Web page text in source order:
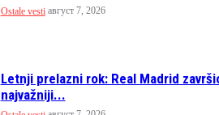
Ostale vesti август 7, 2026
Letnji prelazni rok: Real Madrid
najvažniji...